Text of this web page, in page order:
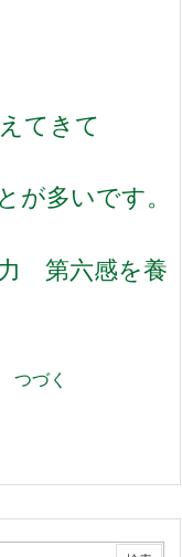
てきて
多いです。
第六感を養
づく